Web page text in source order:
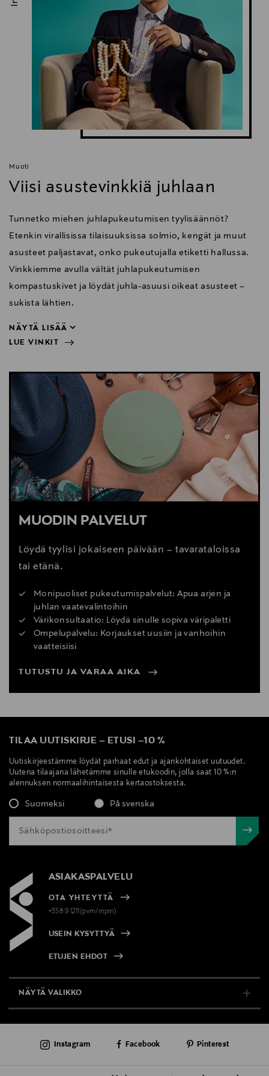
Muoti
Viisi asustevinkkiä juhlaan
Tunnetko miehen juhlapukeutumisen tyylisäännöt?
Etenkin virallisissa tilaisuuksissa solmio, kengät ja muut
asusteet paljastavat, onko pukeutujalla etiketti hallussa.
Vinkkiemme avulla vältät juhlapukeutumisen
kompastuskivet ja löydät juhla-asuusi oikeat asusteet –
sukista lähtien.
NÄYTÄ LISÄÄ
LUE VINKIT
NÄYTÄ VÄHEMMÄN
LUE VINKIT
MUODIN PALVELUT
Löydä tyylisi jokaiseen päivään – tavarataloissa
tai etänä.
Monipuoliset pukeutumispalvelut: Apua arjen ja
juhlan vaatevalintoihin
Värikonsultaatio: Löydä sinulle sopiva väripaletti
Ompelupalvelu: Korjaukset uusiin ja vanhoihin
vaatteisiisi
TUTUSTU JA VARAA AIKA
TILAA UUTISKIRJE – ETUSI –10 %
Uutiskirjeestämme löydät parhaat edut ja ajankohtaiset uutuudet.
Uutena tilaajana lähetämme sinulle etukoodin, jolla saat 10 %:n
alennuksen normaalihintaisesta kertaostoksesta.
Suomeksi På svenska
ASIAKASPALVELU
OTA YHTEYTTÄ
+358 9 1211(pvm/mpm)
USEIN KYSYTTYÄ
ETUJEN EHDOT
NÄYTÄ VALIKKO
AJANKOHTAISTA
Instagram Facebook Pinterest